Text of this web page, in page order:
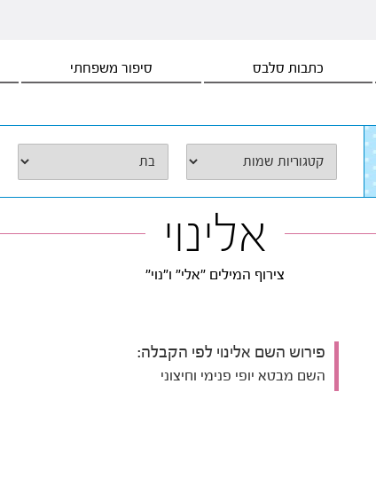
כתבות סלבס סיפור משפחתי
אלינוי
צירוף המילים "אלי" ו"נוי"
פירוש השם אלינוי לפי הקבלה:
השם מבטא יופי פנימי וחיצוני